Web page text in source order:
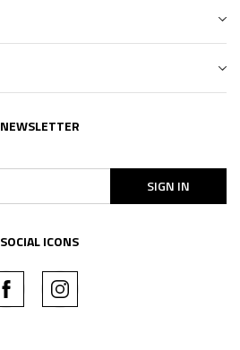
NEWSLETTER
SIGN IN
SOCIAL ICONS